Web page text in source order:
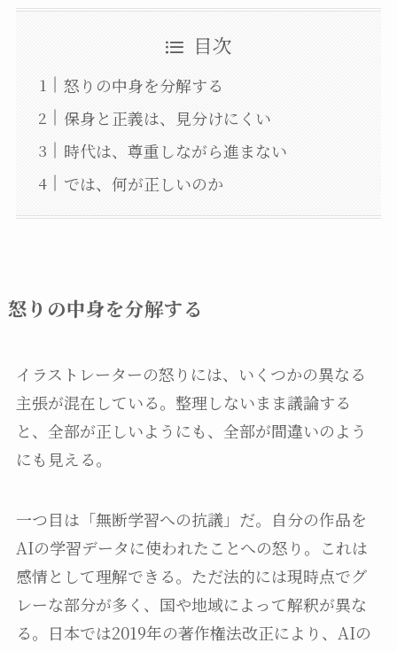
目次
怒りの中身を分解する
保身と正義は、見分けにくい
時代は、尊重しながら進まない
では、何が正しいのか
怒りの中身を分解する
イラストレーターの怒りには、いくつかの異なる
主張が混在している。整理しないまま議論する
と、全部が正しいようにも、全部が間違いのよう
にも見える。
一つ目は「無断学習への抗議」だ。自分の作品を
AIの学習データに使われたことへの怒り。これは
感情として理解できる。ただ法的には現時点でグ
レーな部分が多く、国や地域によって解釈が異な
る。日本では2019年の著作権法改正により、AIの